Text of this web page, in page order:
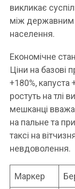
викликає
між державним
населення.
Економічне
Ціни на базові
+180%, капуста
ростуть на тлі
мешканці
на пальне та
таксі на
невдоволення.
Маркер